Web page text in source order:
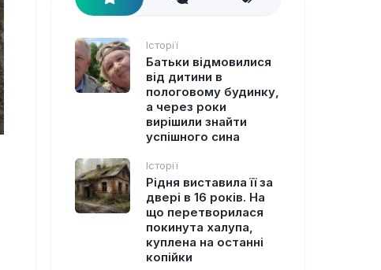
Історії
Батьки відмовилися
від дитини в
пологовому будинку,
а через роки
вирішили знайти
успішного сина
Історії
Рідня виставила її за
двері в 16 років. На
що перетворилася
покинута халупа,
куплена на останні
копійки